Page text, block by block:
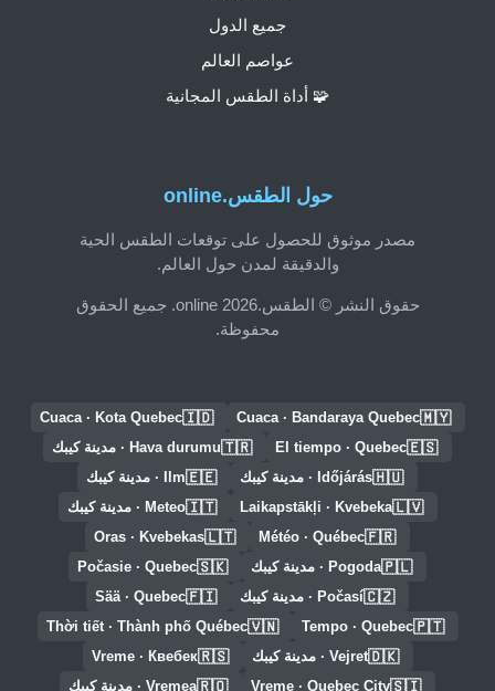
حول الطقس.online
مصدر موثوق للحصول على توقعات الطقس الحية
والدقيقة لمدن حول العالم.
حقوق النشر © الطقس.online 2026. جميع الحقوق
محفوظة.
جميع الدول
عواصم العالم
🧩 أداة الطقس المجانية
🇲🇾
Cuaca · Bandaraya Quebec
🇮🇩
Cuaca · Kota Quebec
🇪🇸
El tiempo · Quebec
🇹🇷Hava durumu · مدينة كيبك
🇭🇺Időjárás · مدينة كيبك 🇪🇪Ilm · مدينة كيبك
🇱🇻
Laikapstākļi · Kvebeka
🇮🇹Meteo · مدينة كيبك
🇫🇷
Météo · Québec
🇱🇹
Oras · Kvebekas
🇵🇱Pogoda · مدينة كيبك 🇸🇰
Počasie · Quebec
🇨🇿Počasí · مدينة كيبك 🇫🇮
Sää · Quebec
🇵🇹
Tempo · Quebec
🇻🇳
Thời tiết · Thành phố Québec
🇩🇰Vejret · مدينة كيبك 🇷🇸
Vreme · Квебек
🇸🇮
Vreme · Quebec City
🇷🇴Vremea · مدينة كيبك